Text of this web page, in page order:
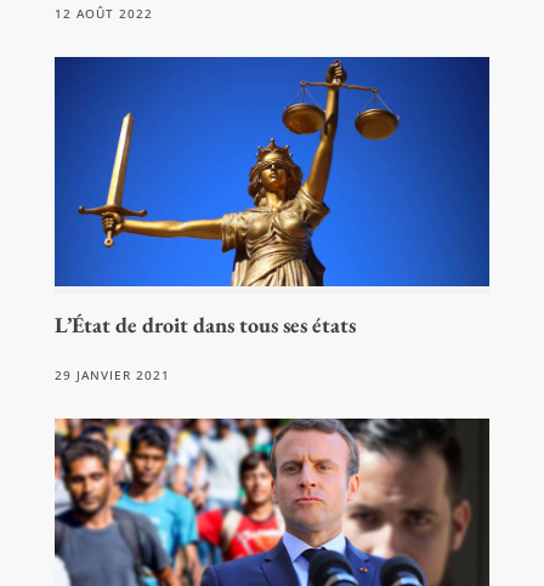
12 AOÛT 2022
L’État de droit dans tous ses états
29 JANVIER 2021